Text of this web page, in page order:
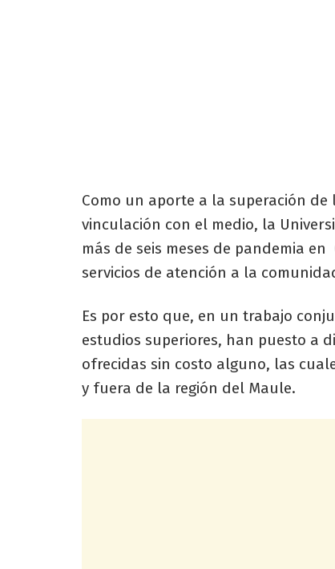
Como un aporte a la superación
vinculación con el medio, la
más de seis meses de pandemia
servicios de atención a la
Es por esto que, en un trabajo
estudios superiores, han puesto a
ofrecidas sin costo alguno, las
y fuera de la región del Maule.